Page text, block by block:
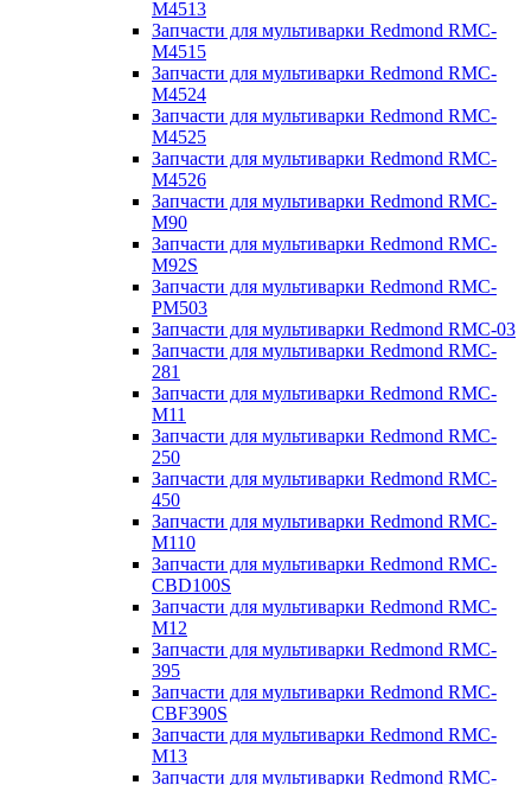
M4513
Запчасти для мультиварки Redmond RMC-
M4515
Запчасти для мультиварки Redmond RMC-
M4524
Запчасти для мультиварки Redmond RMC-
M4525
Запчасти для мультиварки Redmond RMC-
M4526
Запчасти для мультиварки Redmond RMC-
M90
Запчасти для мультиварки Redmond RMC-
M92S
Запчасти для мультиварки Redmond RMC-
PM503
Запчасти для мультиварки Redmond RMC-03
Запчасти для мультиварки Redmond RMC-
281
Запчасти для мультиварки Redmond RMC-
M11
Запчасти для мультиварки Redmond RMC-
250
Запчасти для мультиварки Redmond RMC-
450
Запчасти для мультиварки Redmond RMC-
M110
Запчасти для мультиварки Redmond RMC-
CBD100S
Запчасти для мультиварки Redmond RMC-
M12
Запчасти для мультиварки Redmond RMC-
395
Запчасти для мультиварки Redmond RMC-
CBF390S
Запчасти для мультиварки Redmond RMC-
M13
Запчасти для мультиварки Redmond RMC-